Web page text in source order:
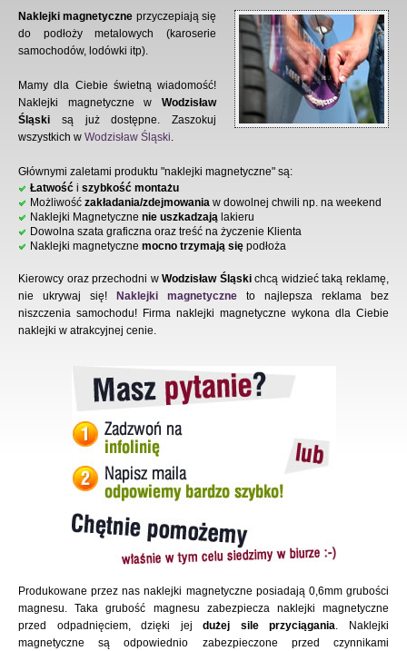
Naklejki magnetyczne przyczepiają się
do podłoży metalowych (karoserie
samochodów, lodówki itp).
Mamy dla Ciebie świetną wiadomość!
Naklejki magnetyczne w Wodzisław
Śląski są już dostępne. Zaszokuj
wszystkich w Wodzisław Śląski.
Głównymi zaletami produktu "naklejki magnetyczne" są:
Łatwość i szybkość montażu
Możliwość zakładania/zdejmowania w dowolnej chwili np. na weekend
Naklejki Magnetyczne nie uszkadzają lakieru
Dowolna szata graficzna oraz treść na życzenie Klienta
Naklejki magnetyczne mocno trzymają się podłoża
Kierowcy oraz przechodni wWodzisław Śląskichcą widzieć taką reklamę,
nie ukrywaj się!
Naklejki magnetyczne to najlepsza reklama bez
niszczenia samochodu! Firma naklejki magnetyczne wykona dla Ciebie
naklejki w atrakcyjnej cenie.
Produkowane przez nas naklejki magnetyczne posiadają 0,6mm grubości
magnesu. Taka grubość magnesu zabezpiecza naklejki magnetyczne
przed odpadnięciem, dzięki jejdużej sile przyciągania. Naklejki
magnetyczne są odpowiednio zabezpieczone przed czynnikami